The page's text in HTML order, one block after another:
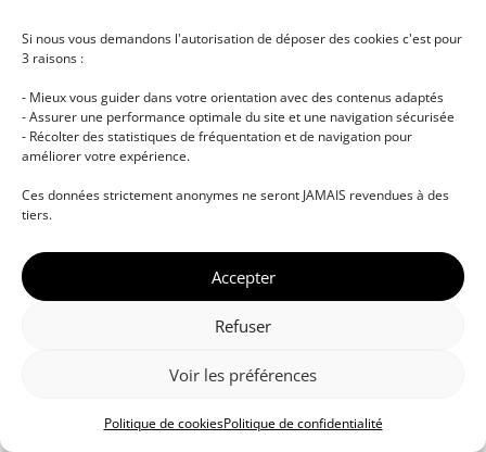
Si nous vous demandons l'autorisation de déposer des cookies c'est pour
3 raisons :
- Mieux vous guider dans votre orientation avec des contenus adaptés
- Assurer une performance optimale du site et une navigation sécurisée
- Récolter des statistiques de fréquentation et de navigation pour
améliorer votre expérience.
Ces données strictement anonymes ne seront JAMAIS revendues à des
tiers.
Accepter
Refuser
Voir les préférences
Politique de cookiesPolitique de confidentialité
musicale • Certifications professionnelles • Paris •